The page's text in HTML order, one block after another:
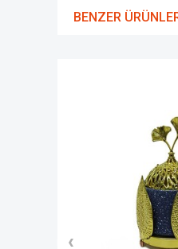
BENZER